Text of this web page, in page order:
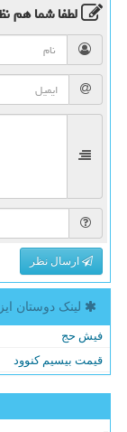
لطفا شما هم
ارسال نظر
لینک دوستان
فیش حج
قیمت بیسیم کنوود